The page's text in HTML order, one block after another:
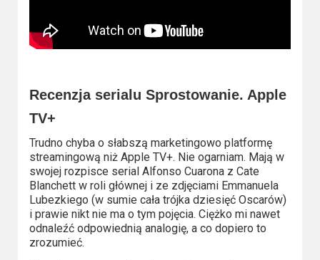
Recenzja serialu Sprostowanie. Apple
TV+
Trudno chyba o słabszą marketingowo platformę
streamingową niż Apple TV+. Nie ogarniam. Mają w
swojej rozpisce serial Alfonso Cuarona z Cate
Blanchett w roli głównej i ze zdjęciami Emmanuela
Lubezkiego (w sumie cała trójka dziesięć Oscarów)
i prawie nikt nie ma o tym pojęcia. Ciężko mi nawet
odnaleźć odpowiednią analogię, a co dopiero to
zrozumieć.